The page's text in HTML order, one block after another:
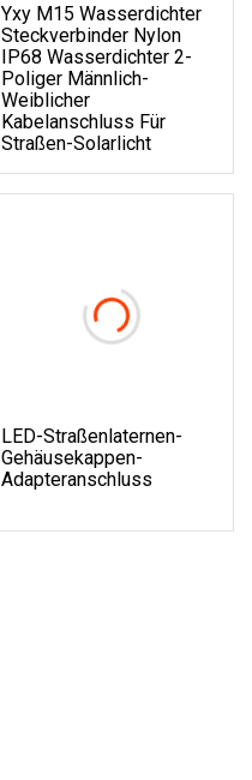
Yxy M15 Wasserdichter
Steckverbinder Nylon
IP68 Wasserdichter 2-
Poliger Männlich-
Weiblicher
Kabelanschluss Für
Straßen-Solarlicht
LED-Straßenlaternen-
Gehäusekappen-
Adapteranschluss